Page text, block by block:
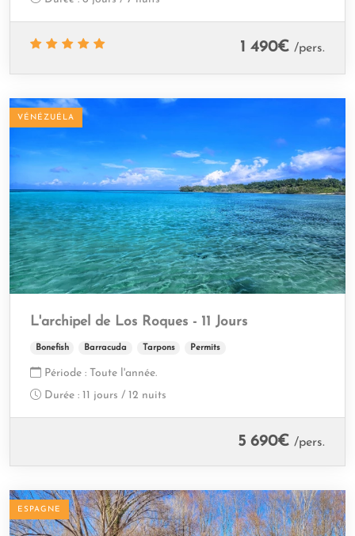
1 490€ /pers.
VÉNÉZUÉLA
L'archipel de Los Roques - 11 Jours
Bonefish Barracuda Tarpons Permits
Période :
Toute l'année.
Durée : 11 jours / 12 nuits
5 690€ /pers.
ESPAGNE